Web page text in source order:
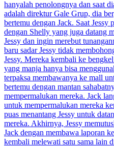
hanyalah penolongnya dan saat
adalah direktur Gale Grup, dia
bertemu dengan Jack. Saat Jessy
dengan Shelly yang juga datang
Jessy dan ingin merebut
baru sadar Jessy tidak
Jessy. Mereka kembali ke
yang manja hanya bisa
terpaksa membawanya ke mall
bertemu dengan mantan
mempermalukan mereka. Jack
untuk mempermalukan mereka
puas menantang Jessy untuk
mereka. Akhirnya, Jessy
Jack dengan membawa laporan
kembali melewati satu sama lain